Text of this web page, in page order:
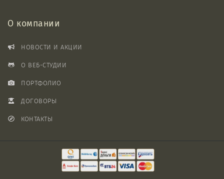
О компании
НОВОСТИ И АКЦИИ
О ВЕБ-СТУДИИ
ПОРТФОЛИО
ДОГОВОРЫ
КОНТАКТЫ